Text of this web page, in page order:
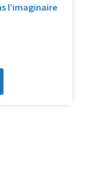
l’imaginaire